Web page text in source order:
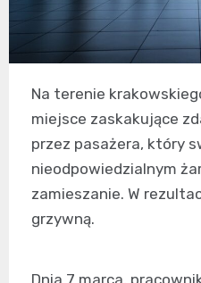
Na terenie
miejsce zaskakujące
przez pasażera, który
nieodpowiedzialnym
zamieszanie. W
grzywną.